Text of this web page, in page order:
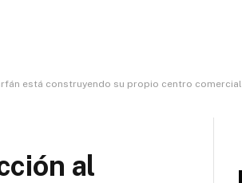
está construyendo su propio centro comercial
al